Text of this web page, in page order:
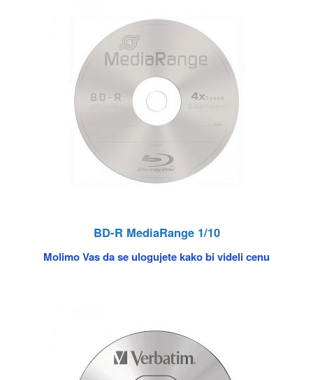
BD-R MediaRange 1/10
Molimo Vas da se ulogujete kako bi videli cenu